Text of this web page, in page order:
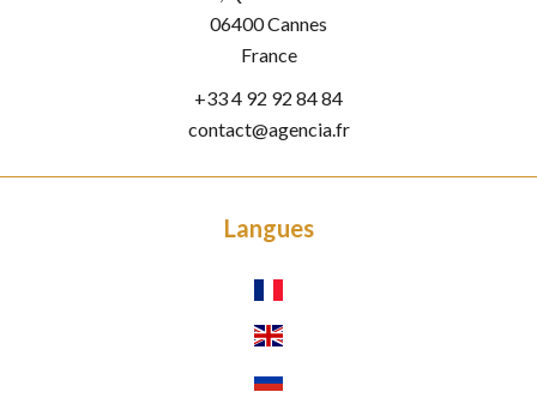
06400Cannes
France
+33 4 92 92 84 84
contact@agencia.fr
Langues